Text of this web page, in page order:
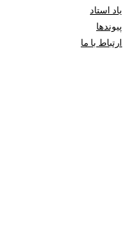
یاد استاد
پيوندها
ارتباط با ما